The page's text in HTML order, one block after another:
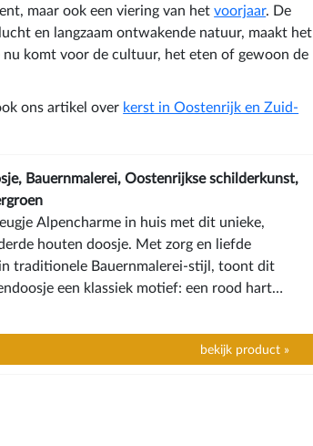
maar ook een viering van hetvoorjaar. De
en langzaam ontwakende natuur, maakt het
komt voor de cultuur, het eten of gewoon de
ons artikel over kerst in Oostenrijk en Zuid-
bekijk product »
Bauernmalerei, Oostenrijkse schilderkunst,
Alpencharme in huis met dit unieke,
houten doosje. Met zorg en liefde
traditionele Bauernmalerei-stijl, toont dit
een klassiek motief: een rood hart